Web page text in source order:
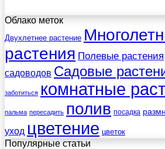
Облако меток
Двухлетнее растение
растения Полевые растения
садоводов Садовые
заботиться комнатные
пальма пересадить полив посадка
уход цветение цветок
Популярные статьи